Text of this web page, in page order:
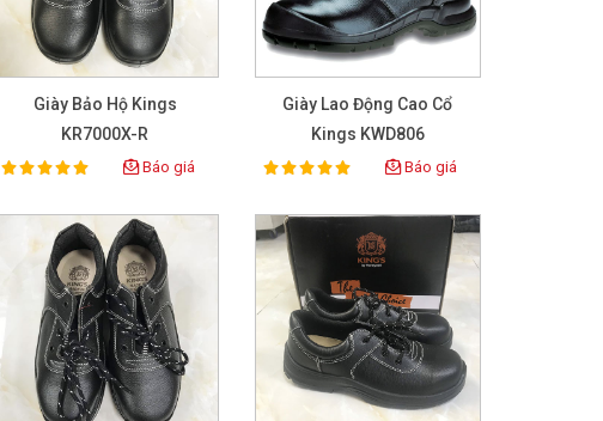
Giày Bảo Hộ Kings
KR7000X-R
Rating:
100% Báo giá
Giày Lao Động Cao Cổ
Kings KWD806
Rating:
100% Báo giá